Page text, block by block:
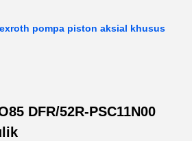
pompa piston aksial khusus
DFR/52R-PSC11N00